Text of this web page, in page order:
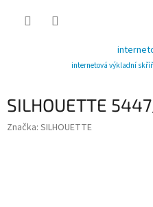
internetová výkladní
SILHOUETTE
Značka: SILHOUETTE